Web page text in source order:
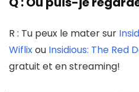
R : Tu peux le mater sur
Wiflixou Insidious: The Red
gratuit et en streaming!